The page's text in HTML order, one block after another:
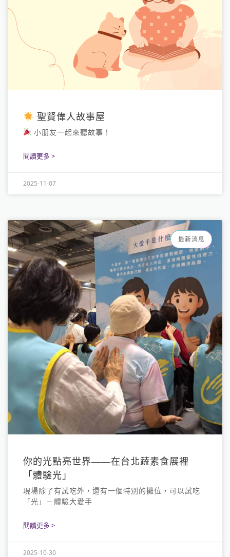
聖賢偉人故事屋
小朋友一起來聽故事！
閱讀更多 >
2025-11-07
最新消息
你的光點亮世界——在台北蔬素食展裡
「體驗光」
現場除了有試吃外，還有一個特別的攤位，可以試吃
「光」－體驗大愛手
閱讀更多 >
2025-10-30